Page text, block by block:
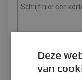
Deze
van